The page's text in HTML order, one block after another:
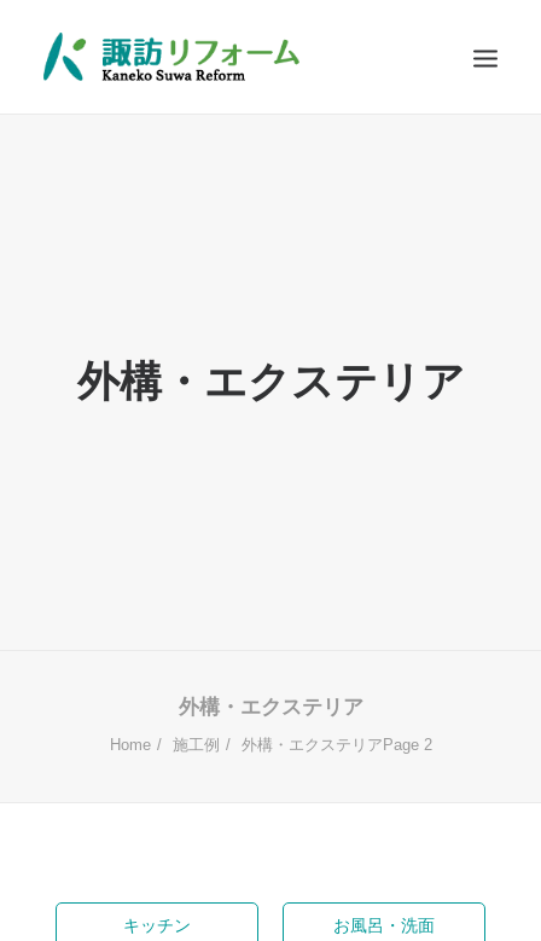
お問い合わせ
外構・エクステリア
外構・エクステリア
Home 施工例 外構・エクステリア Page 2
キッチン お風呂・洗面